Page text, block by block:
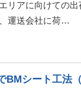
リアに向けての
運送会社に荷…
BMシート工法